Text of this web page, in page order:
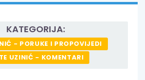
KATEGORIJA:
- PORUKE I PROPOVIJEDI
UZINIĆ - KOMENTARI